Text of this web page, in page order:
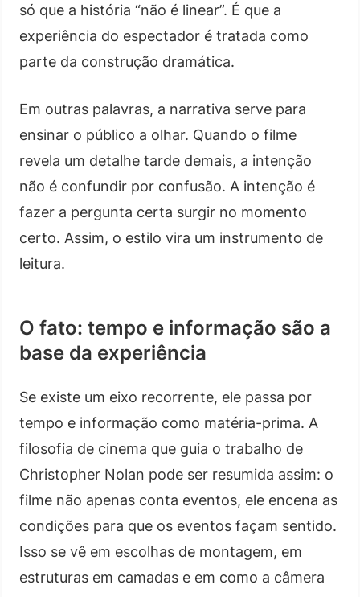
só que a história “não é linear”. É que a
experiência do espectador é tratada como
parte da construção dramática.
Em outras palavras, a narrativa serve para
ensinar o público a olhar. Quando o filme
revela um detalhe tarde demais, a intenção
não é confundir por confusão. A intenção é
fazer a pergunta certa surgir no momento
certo. Assim, o estilo vira um instrumento de
leitura.
O fato: tempo e informação são a
base da experiência
Se existe um eixo recorrente, ele passa por
tempo e informação como matéria-prima. A
filosofia de cinema que guia o trabalho de
Christopher Nolan pode ser resumida assim: o
filme não apenas conta eventos, ele encena as
condições para que os eventos façam sentido.
Isso se vê em escolhas de montagem, em
estruturas em camadas e em como a câmera